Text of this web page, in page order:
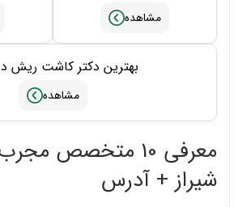
بهترین دکتر کاشت ریش
معرفی 10 متخصص
شیراز + آدرس